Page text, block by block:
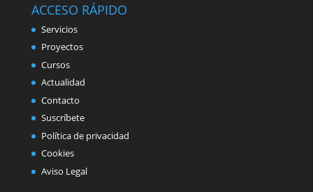
ACCESO RÁPIDO
Servicios
Proyectos
Cursos
Actualidad
Contacto
Suscríbete
Política de privacidad
Cookies
Aviso Legal